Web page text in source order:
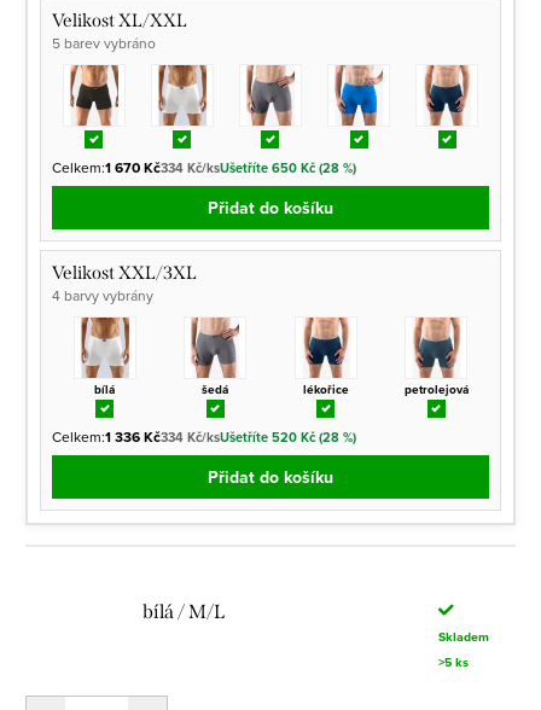
Velikost XL/XXL
5 barev vybráno
Celkem:1 670 Kč334 Kč/ksUšetříte 650 Kč (28 %)
Přidat do košíku
Velikost XXL/3XL
4 barvy vybrány
bílá šedá lékořice petrolejová
Celkem:1 336 Kč334 Kč/ksUšetříte 520 Kč (28 %)
Přidat do košíku
bílá / M/L
Skladem
>5 ks